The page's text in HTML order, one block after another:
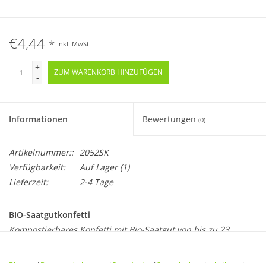
€4,44 * Inkl. MwSt.
+
-
ZUM WARENKORB HINZUFÜGEN
Informationen Bewertungen (0)
Artikelnummer:: 2052SK
Verfügbarkeit:
Auf Lager(1)
Lieferzeit:
2-4 Tage
BIO-Saatgutkonfetti
Kompostierbares Konfetti mit Bio-Saatgut von bis zu 23